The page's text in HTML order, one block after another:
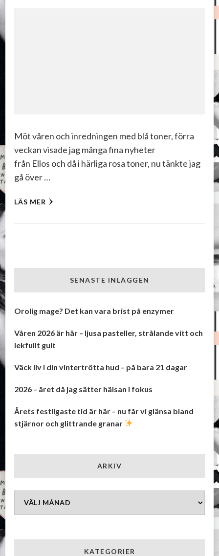
Möt våren och inredningen med blå toner, förra
veckan visade jag många fina nyheter
från Ellos och då i härliga rosa toner, nu tänkte jag
gå över …
LÄS MER
SENASTE INLÄGGEN
Orolig mage? Det kan vara brist på enzymer
Våren 2026 är här – ljusa pasteller, strålande vitt och
lekfullt gult
Väck liv i din vintertrötta hud – på bara 21 dagar
2026 – året då jag sätter hälsan i fokus
Årets festligaste tid är här – nu får vi glänsa bland
stjärnor och glittrande granar
ARKIV
Arkiv
KATEGORIER